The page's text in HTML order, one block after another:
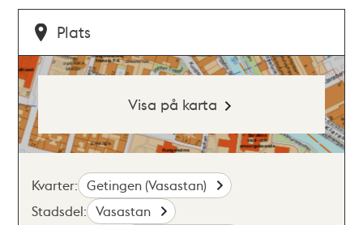
Plats
Visa på karta
Kvarter: Getingen (Vasastan)
Stadsdel: Vasastan